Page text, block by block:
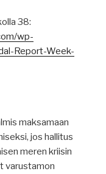
38:
wp-
Report-Week-
maksamaan
jos hallitus
meren kriisin
varustamon